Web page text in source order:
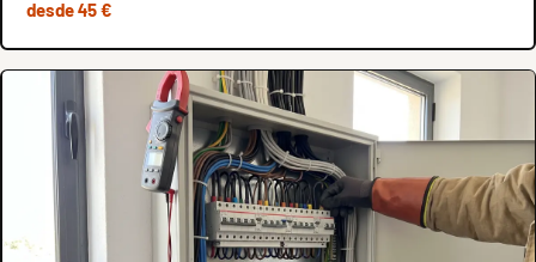
desde 45 €